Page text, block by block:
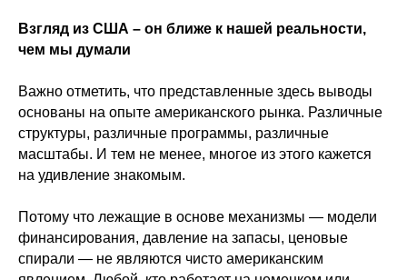
Взгляд из США – он ближе к нашей реальности,
чем мы думали
Важно отметить, что представленные здесь выводы
основаны на опыте американского рынка. Различные
структуры, различные программы, различные
масштабы. И тем не менее, многое из этого кажется
на удивление знакомым.
Потому что лежащие в основе механизмы — модели
финансирования, давление на запасы, ценовые
спирали — не являются чисто американским